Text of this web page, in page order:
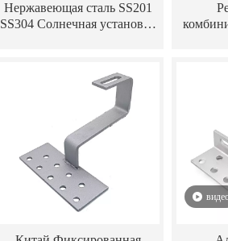
Нержавеющая сталь SS201
SS304 Солнечная установка
для